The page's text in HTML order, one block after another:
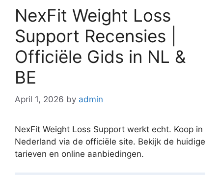
NexFit Weight Loss
Support Recensies |
Officiële Gids in NL &
BE
April 1, 2026 by admin
NexFit Weight Loss Support werkt echt. Koop in
Nederland via de officiële site. Bekijk de huidige
tarieven en online aanbiedingen.